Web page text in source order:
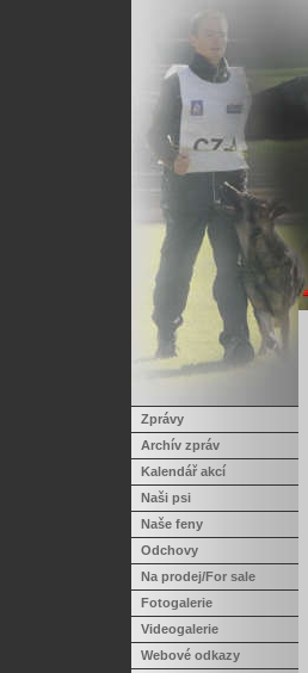
Zprávy
Archív zpráv
Kalendář akcí
Naši psi
Naše feny
Odchovy
Na prodej/For sale
Fotogalerie
Videogalerie
Webové odkazy